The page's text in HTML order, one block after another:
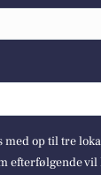
med op til tre
efterfølgende vil